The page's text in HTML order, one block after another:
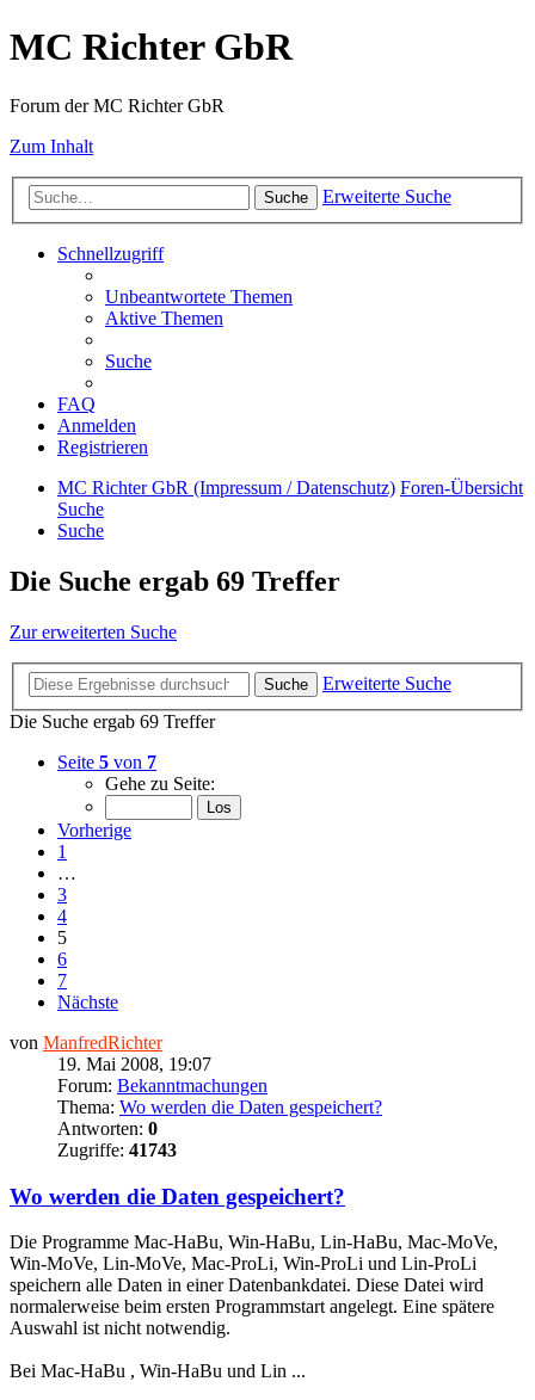
MC Richter GbR
Forum der MC Richter GbR
Zum Inhalt
Suche Erweiterte Suche
Schnellzugriff
Unbeantwortete Themen
Aktive Themen
Suche
FAQ
Anmelden
Registrieren
MC Richter GbR (Impressum / Datenschutz) Foren-Übersicht
Suche
Suche
Die Suche ergab 69 Treffer
Zur erweiterten Suche
Suche
Erweiterte Suche
Die Suche ergab 69 Treffer
Seite 5 von 7
Gehe zu Seite:
Vorherige
1
…
3
4
5
6
7
Nächste
von ManfredRichter
19. Mai 2008, 19:07
Forum: Bekanntmachungen
Thema: Wo werden die Daten gespeichert?
Antworten: 0
Zugriffe: 41743
Wo werden die Daten gespeichert?
Die Programme Mac-HaBu, Win-HaBu, Lin-HaBu, Mac-MoVe,
Win-MoVe, Lin-MoVe, Mac-ProLi, Win-ProLi und Lin-ProLi
speichern alle Daten in einer Datenbankdatei. Diese Datei wird
normalerweise beim ersten Programmstart angelegt. Eine spätere
Auswahl ist nicht notwendig.
Bei Mac-HaBu , Win-HaBu und Lin ...